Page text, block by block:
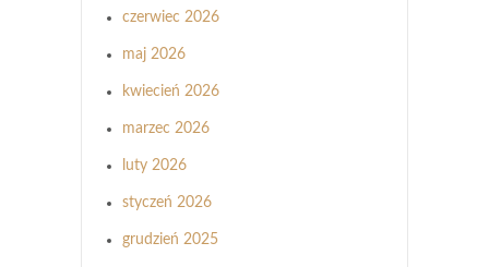
czerwiec 2026
maj 2026
kwiecień 2026
marzec 2026
luty 2026
styczeń 2026
grudzień 2025